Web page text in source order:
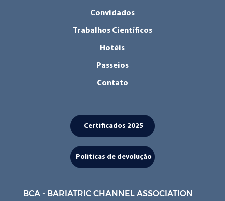
Convidados
Trabalhos Científicos
Hotéis
Passeios
Contato
Políticas de devolução
Certificados 2025
BCA - BARIATRIC CHANNEL ASSOCIATION